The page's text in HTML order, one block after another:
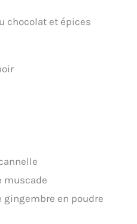
chocolat et épices
muscade
en poudre